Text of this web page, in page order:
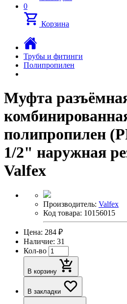
0
Корзина
Трубы и фитинги
Полипропилен
Муфта
полипропилен
1/2" наружная
Valfex
Производитель: Valfex
Код товара: 10156015
Цена: 284 ₽
Наличие: 31
Кол-во
В корзину
В закладки